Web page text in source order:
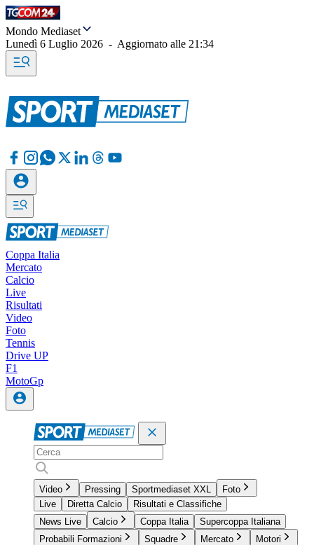
Mondo Mediaset
Lunedì 6 Luglio 2026 - Aggiornato alle 21:34
Coppa Italia
Mercato
Calcio
Live
Risultati
Video
Foto
Tennis
Drive UP
F1
MotoGp
Video Pressing Sportmediaset XXL
Foto
Live
Diretta Calcio
Risultati e Classifiche
News Live
Calcio Coppa Italia
Supercoppa Italiana
Probabili Formazioni
Squadre Mercato
Motori